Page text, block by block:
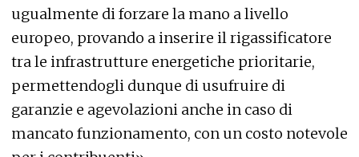
ugualmente di forzare la mano a livello
europeo, provando a inserire il rigassificatore
tra le infrastrutture energetiche prioritarie,
permettendogli dunque di usufruire di
garanzie e agevolazioni anche in caso di
mancato funzionamento, con un costo notevole